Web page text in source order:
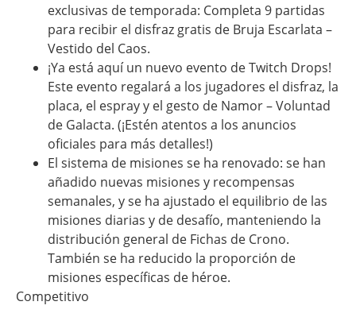
exclusivas de temporada: Completa 9 partidas
para recibir el disfraz gratis de Bruja Escarlata –
Vestido del Caos.
¡Ya está aquí un nuevo evento de Twitch Drops!
Este evento regalará a los jugadores el disfraz, la
placa, el espray y el gesto de Namor – Voluntad
de Galacta. (¡Estén atentos a los anuncios
oficiales para más detalles!)
El sistema de misiones se ha renovado: se han
añadido nuevas misiones y recompensas
semanales, y se ha ajustado el equilibrio de las
misiones diarias y de desafío, manteniendo la
distribución general de Fichas de Crono.
También se ha reducido la proporción de
misiones específicas de héroe.
Competitivo